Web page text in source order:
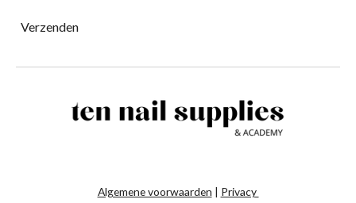
Verzenden
Algemene voorwaarden | Privacy